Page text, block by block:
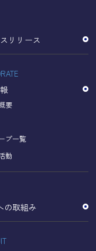
ポリシーにおい
方法・目的にお
理に関し、お客様
partner-sites?
せ窓口
リリース
要
プ一覧
動
の取組み